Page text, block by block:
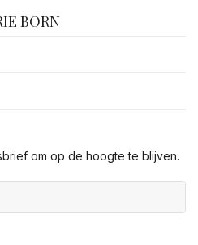
BORN
om op de hoogte te blijven.